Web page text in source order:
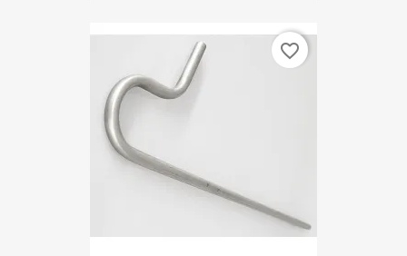
favorite_border